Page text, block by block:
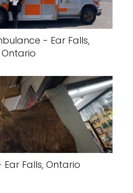
- Ear Falls,
Ontario
Ear Falls, Ontario